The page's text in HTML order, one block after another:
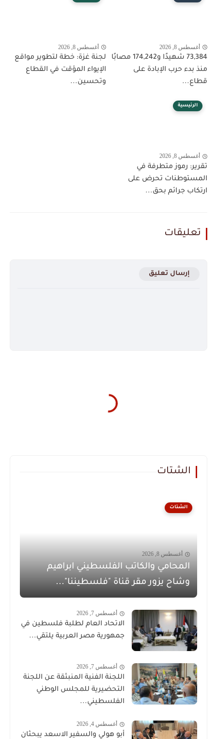
أغسطس 8, 2026
73,384 شهيدًا و174,242 مصابًا
منذ بدء حرب الإبادة على
قطاع...
أغسطس 8, 2026
لجنة غزة: خطة لتطوير مواقع
الإيواء المؤقت في القطاع
وتحسين...
الرئيسية
أغسطس 8, 2026
تقرير: رموز متطرفة في
المستوطنات تحرض على
ارتكاب جرائم بحق...
تعليقات
إرسال تعليق
الشتات
الشتات
أغسطس 8, 2026
المحامي والكاتب الفلسطيني ابراهيم
وشاح يزور مقر قناة "فلسطيننا"...
أغسطس 7, 2026
الاتحاد العام لطلبة فلسطين في
جمهورية مصر العربية يلتقي...
أغسطس 7, 2026
اللجنة الفنية المنبثقة عن اللجنة
التحضيرية للمجلس الوطني
الفلسطيني...
أغسطس 4, 2026
أبو هولي والسفير الاسعد يبحثان